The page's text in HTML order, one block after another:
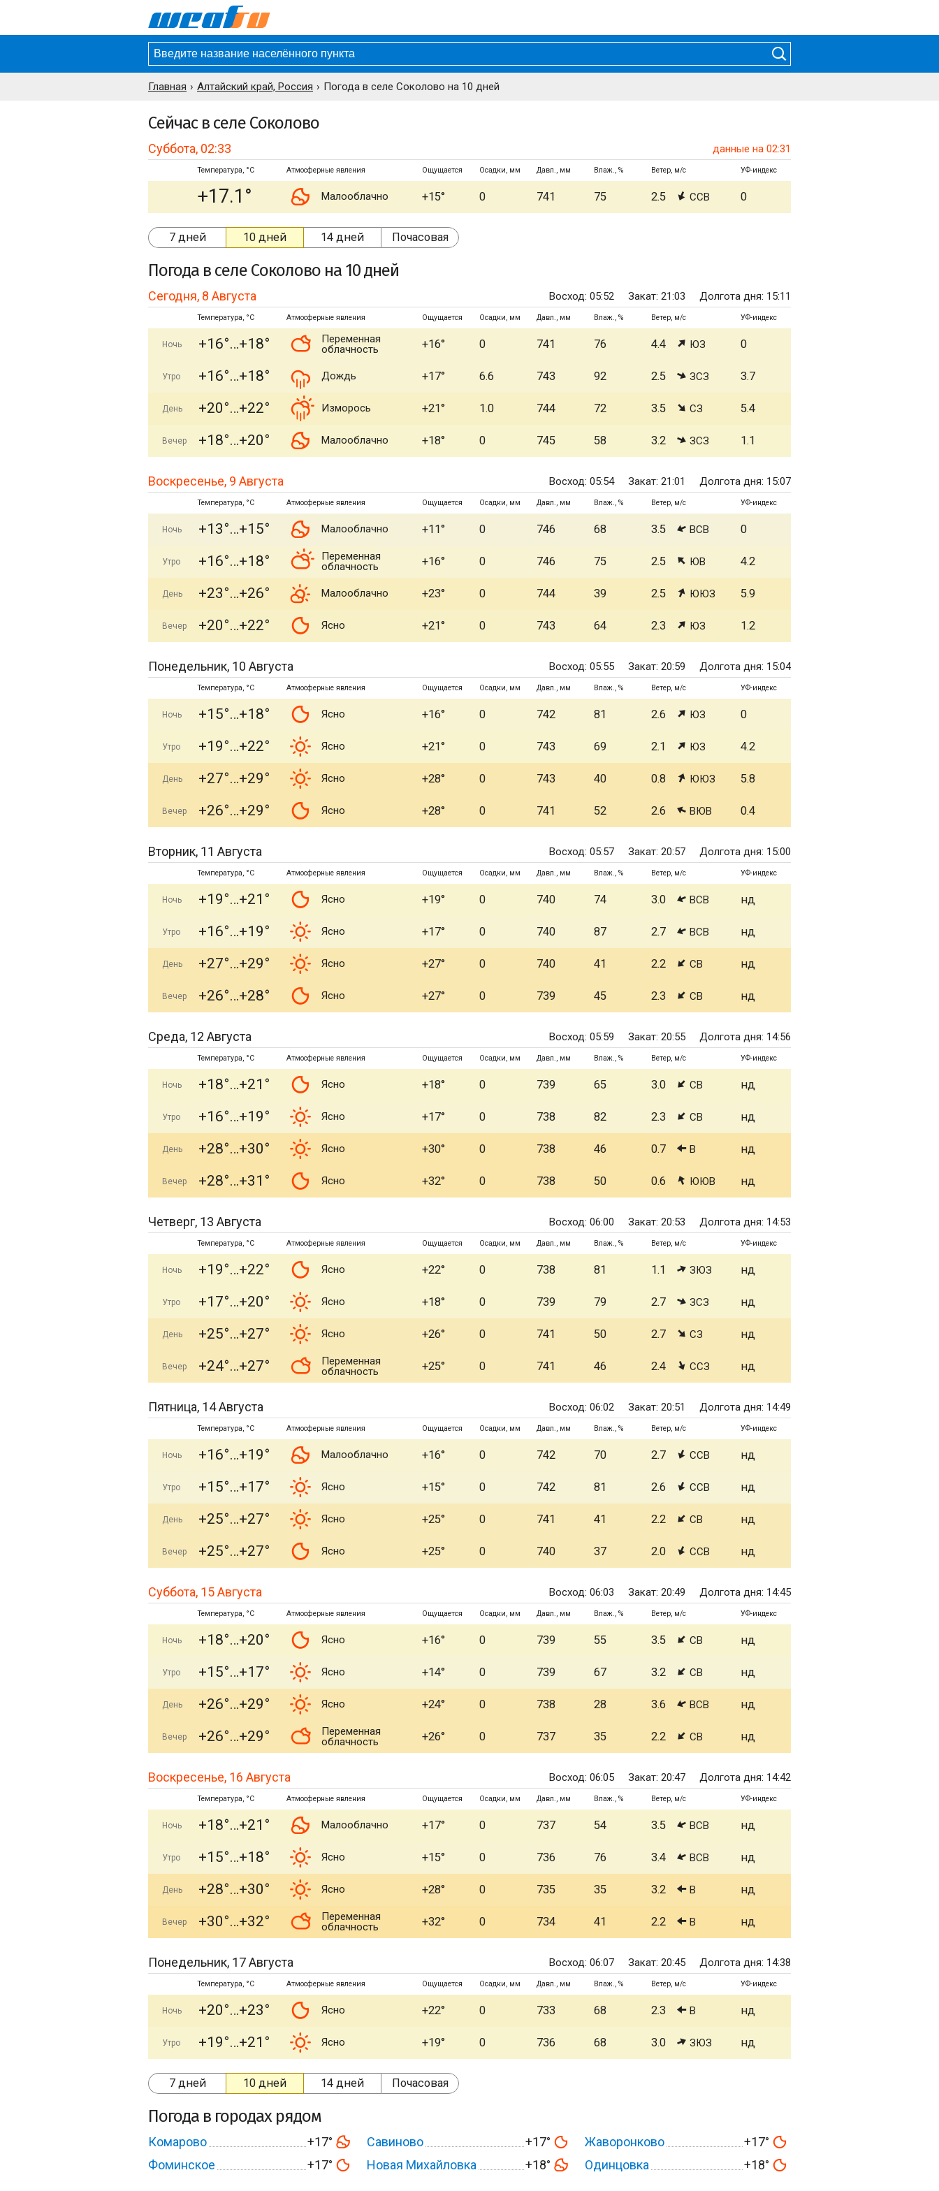
Главная Алтайский край, Россия Погода в селе Соколово на 10 дней
Сейчас в селе Соколово
Суббота, 02:33 данные на 02:31
Температура, °C Атмосферные явления Ощущается Осадки, мм Давл., мм Влаж., % Ветер, м/с УФ-индекс
+17.1° Малооблачно +15° 0 741 75 2.5 ССВ 0
7 дней 10 дней 14 дней Почасовая
Погода в селе Соколово на 10 дней
Сегодня, 8 Августа Восход: 05:52 Закат: 21:03 Долгота дня: 15:11
Температура, °C Атмосферные явления Ощущается Осадки, мм Давл., мм Влаж., % Ветер, м/с УФ-индекс
Ночь +16° +18°
Переменная
облачность
+16° 0 741 76 4.4 ЮЗ 0
Утро +16° +18° Дождь +17° 6.6 743 92 2.5 ЗСЗ 3.7
День +20° +22° Изморось +21° 1.0 744 72 3.5 СЗ 5.4
Вечер +18° +20° Малооблачно +18° 0 745 58 3.2 ЗСЗ 1.1
Воскресенье, 9 Августа Восход: 05:54 Закат: 21:01 Долгота дня: 15:07
Температура, °C Атмосферные явления Ощущается Осадки, мм Давл., мм Влаж., % Ветер, м/с УФ-индекс
Ночь +13° +15° Малооблачно +11° 0 746 68 3.5 ВСВ 0
Утро +16° +18°
Переменная
облачность
+16° 0 746 75 2.5 ЮВ 4.2
День +23° +26° Малооблачно +23° 0 744 39 2.5 ЮЮЗ 5.9
Вечер +20° +22° Ясно +21° 0 743 64 2.3 ЮЗ 1.2
Понедельник, 10 Августа Восход: 05:55 Закат: 20:59 Долгота дня: 15:04
Температура, °C Атмосферные явления Ощущается Осадки, мм Давл., мм Влаж., % Ветер, м/с УФ-индекс
Ночь +15° +18° Ясно +16° 0 742 81 2.6 ЮЗ 0
Утро +19° +22° Ясно +21° 0 743 69 2.1 ЮЗ 4.2
День +27° +29° Ясно +28° 0 743 40 0.8 ЮЮЗ 5.8
Вечер +26° +29° Ясно +28° 0 741 52 2.6 ВЮВ 0.4
Вторник, 11 Августа Восход: 05:57 Закат: 20:57 Долгота дня: 15:00
Температура, °C Атмосферные явления Ощущается Осадки, мм Давл., мм Влаж., % Ветер, м/с УФ-индекс
Ночь +19° +21° Ясно +19° 0 740 74 3.0 ВСВ нд
Утро +16° +19° Ясно +17° 0 740 87 2.7 ВСВ нд
День +27° +29° Ясно +27° 0 740 41 2.2 СВ нд
Вечер +26° +28° Ясно +27° 0 739 45 2.3 СВ нд
Среда, 12 Августа Восход: 05:59 Закат: 20:55 Долгота дня: 14:56
Температура, °C Атмосферные явления Ощущается Осадки, мм Давл., мм Влаж., % Ветер, м/с УФ-индекс
Ночь +18° +21° Ясно +18° 0 739 65 3.0 СВ нд
Утро +16° +19° Ясно +17° 0 738 82 2.3 СВ нд
День +28° +30° Ясно +30° 0 738 46 0.7 В нд
Вечер +28° +31° Ясно +32° 0 738 50 0.6 ЮЮВ нд
Четверг, 13 Августа Восход: 06:00 Закат: 20:53 Долгота дня: 14:53
Температура, °C Атмосферные явления Ощущается Осадки, мм Давл., мм Влаж., % Ветер, м/с УФ-индекс
Ночь +19° +22° Ясно +22° 0 738 81 1.1 ЗЮЗ нд
Утро +17° +20° Ясно +18° 0 739 79 2.7 ЗСЗ нд
День +25° +27° Ясно +26° 0 741 50 2.7 СЗ нд
Вечер +24° +27°
Переменная
облачность
+25° 0 741 46 2.4 ССЗ нд
Пятница, 14 Августа Восход: 06:02 Закат: 20:51 Долгота дня: 14:49
Температура, °C Атмосферные явления Ощущается Осадки, мм Давл., мм Влаж., % Ветер, м/с УФ-индекс
Ночь +16° +19° Малооблачно +16° 0 742 70 2.7 ССВ нд
Утро +15° +17° Ясно +15° 0 742 81 2.6 ССВ нд
День +25° +27° Ясно +25° 0 741 41 2.2 СВ нд
Вечер +25° +27° Ясно +25° 0 740 37 2.0 ССВ нд
Суббота, 15 Августа Восход: 06:03 Закат: 20:49 Долгота дня: 14:45
Температура, °C Атмосферные явления Ощущается Осадки, мм Давл., мм Влаж., % Ветер, м/с УФ-индекс
Ночь +18° +20° Ясно +16° 0 739 55 3.5 СВ нд
Утро +15° +17° Ясно +14° 0 739 67 3.2 СВ нд
День +26° +29° Ясно +24° 0 738 28 3.6 ВСВ нд
Вечер +26° +29°
Переменная
облачность
+26° 0 737 35 2.2 СВ нд
Воскресенье, 16 Августа Восход: 06:05 Закат: 20:47 Долгота дня: 14:42
Температура, °C Атмосферные явления Ощущается Осадки, мм Давл., мм Влаж., % Ветер, м/с УФ-индекс
Ночь +18° +21° Малооблачно +17° 0 737 54 3.5 ВСВ нд
Утро +15° +18° Ясно +15° 0 736 76 3.4 ВСВ нд
День +28° +30° Ясно +28° 0 735 35 3.2 В нд
Вечер +30° +32°
Переменная
облачность
+32° 0 734 41 2.2 В нд
Понедельник, 17 Августа Восход: 06:07 Закат: 20:45 Долгота дня: 14:38
Температура, °C Атмосферные явления Ощущается Осадки, мм Давл., мм Влаж., % Ветер, м/с УФ-индекс
Ночь +20° +23° Ясно +22° 0 733 68 2.3 В нд
Утро +19° +21° Ясно +19° 0 736 68 3.0 ЗЮЗ нд
7 дней 10 дней 14 дней Почасовая
Погода в городах рядом
Комарово +17° Савиново +17° Жаворонково
+17°
Фоминское
+17° Новая Михайловка +18° Одинцовка +18°